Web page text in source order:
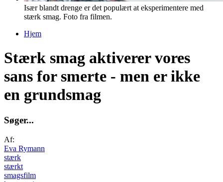
Især blandt drenge er det populært at eksperimentere med
stærk smag. Foto fra filmen.
Hjem
Stærk smag aktiverer vores
sans for smerte - men er ikke
en grundsmag
Søger...
Af:
Eva Rymann
stærk
stærkt
smagsfilm